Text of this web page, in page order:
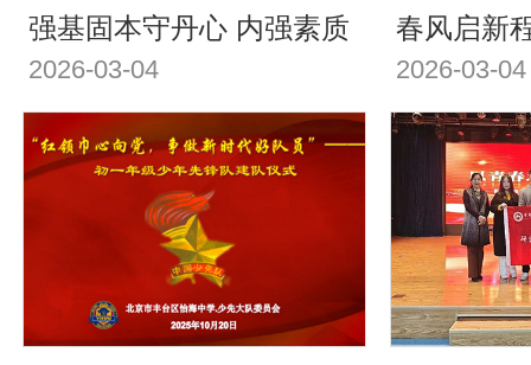
强基固本守丹心 内强素质
塑新形——怡海中学新学
期开学仪式启新程
2026-03-04
春风启新
——2025-
期开学仪
外树形象
式圆满举
2026-03-04